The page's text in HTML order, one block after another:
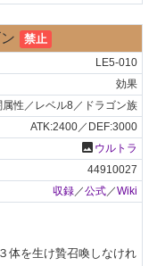
禁止
LE5-010
効果
属性／レベル8／ドラゴン族
ATK:2400／DEF:3000
photo ウルトラ
44910027
収録／公式／Wiki
３体を生け贄召喚しなけれ